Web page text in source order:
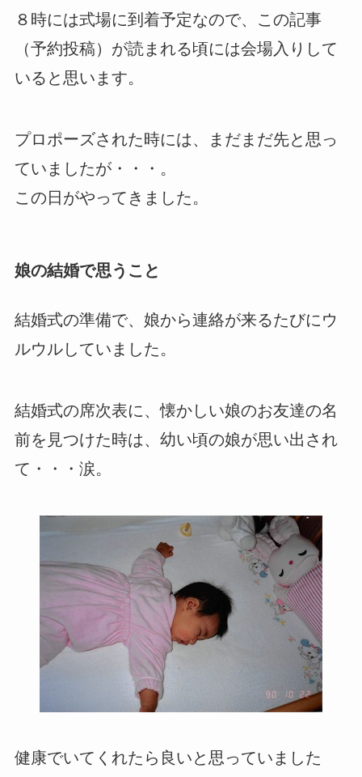
８時には式場に到着予定なので、この記事
（予約投稿）が読まれる頃には会場入りして
いると思います。
プロポーズされた時には、まだまだ先と思っ
ていましたが・・・。
この日がやってきました。
娘の結婚で思うこと
結婚式の準備で、娘から連絡が来るたびにウ
ルウルしていました。
結婚式の席次表に、懐かしい娘のお友達の名
前を見つけた時は、幼い頃の娘が思い出され
て・・・涙。
健康でいてくれたら良いと思っていました